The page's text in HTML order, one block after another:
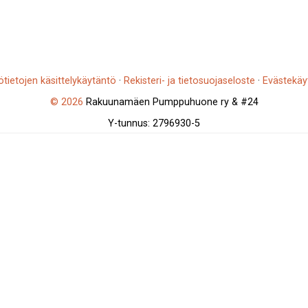
käsittelykäytäntö · Rekisteri- ja tietosuojaseloste ·
© 2026 Rakuunamäen Pumppuhuone ry & #24
Y-tunnus: 2796930-5